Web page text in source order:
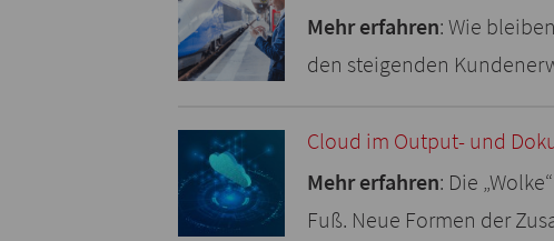
Mehr erfahren: Wie
den steigenden
Cloud im Output- und
Mehr erfahren: Die
Fuß. Neue Formen der